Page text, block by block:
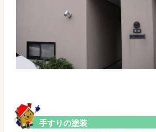
手すりの塗装